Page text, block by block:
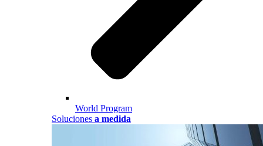
World Program
Soluciones a medida